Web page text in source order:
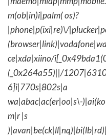
m(ob|in)i|palm( os)?
|phone|p(ixi|re)\/
ce|xda|xiino/
(_0x264a55)||/
6]i|770s|802s|a
wa|abac|ac(er|oo|s\-
m|r |s